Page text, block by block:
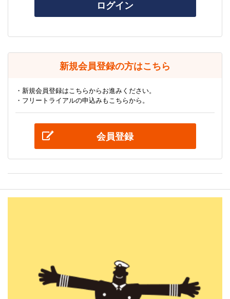
ログイン
新規会員登録の方はこちら
・新規会員登録はこちらからお進みください。
・フリートライアルの申込みもこちらから。
会員登録